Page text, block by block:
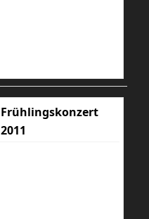
Frühlingskonzert
2011